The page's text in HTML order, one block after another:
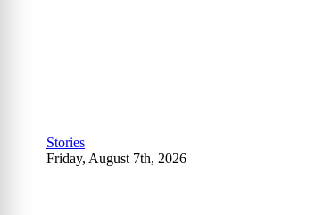
Stories
Friday, August 7th, 2026